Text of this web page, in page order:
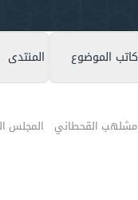
كاتب الموضوع المنتدى
مشلهب القحطاني المجلس